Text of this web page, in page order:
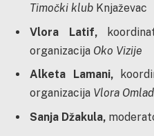
Timočki klub Knjaževac
Vlora Latif,
organizacija Oko Vizije
Alketa Lamani,
organizacija Vlora
Sanja Džakula,